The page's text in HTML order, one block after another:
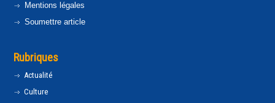
Mentions légales
Soumettre article
Rubriques
Actualité
Culture